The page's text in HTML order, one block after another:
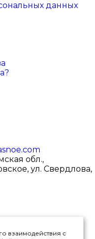
данных
обл.,
ул. Свердлова,
изделий от
взаимодействия с